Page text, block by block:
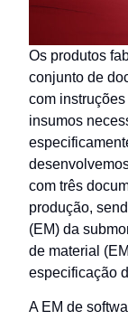
Os produtos
conjunto de
com
insumos
com três
produção,
(EM) da
de material
especificação
A EM de